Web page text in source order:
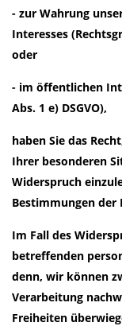
- zur Wahrung
Interesses
oder
- im öffentlichen
Abs. 1 e) DSGVO),
haben Sie das
Ihrer besonderen
Widerspruch
Bestimmungen der
Im Fall des
betreffenden
denn, wir können
Verarbeitung
Freiheiten